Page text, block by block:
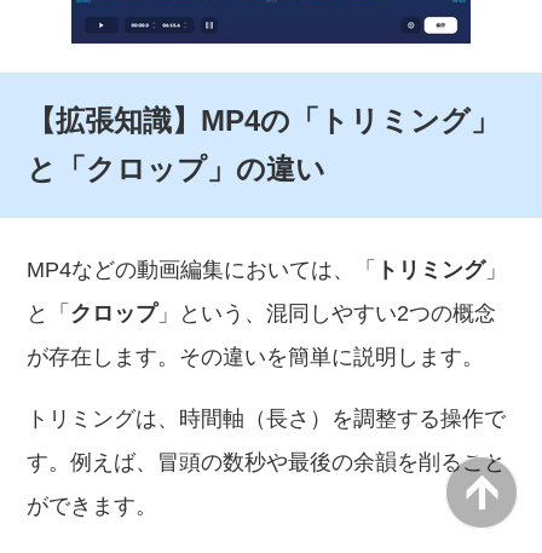
【拡張知識】MP4の「トリミング」
と「クロップ」の違い
MP4などの動画編集においては、「 トリミング」
と「 クロップ」という、混同しやすい2つの概念
が存在します。その違いを簡単に説明します。
トリミングは、時間軸（長さ）を調整する操作で
す。例えば、冒頭の数秒や最後の余韻を削ること
ができます。